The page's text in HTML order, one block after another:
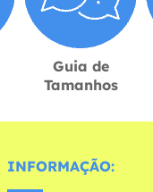
Guia de
Tamanhos
INFORMAÇÃO: